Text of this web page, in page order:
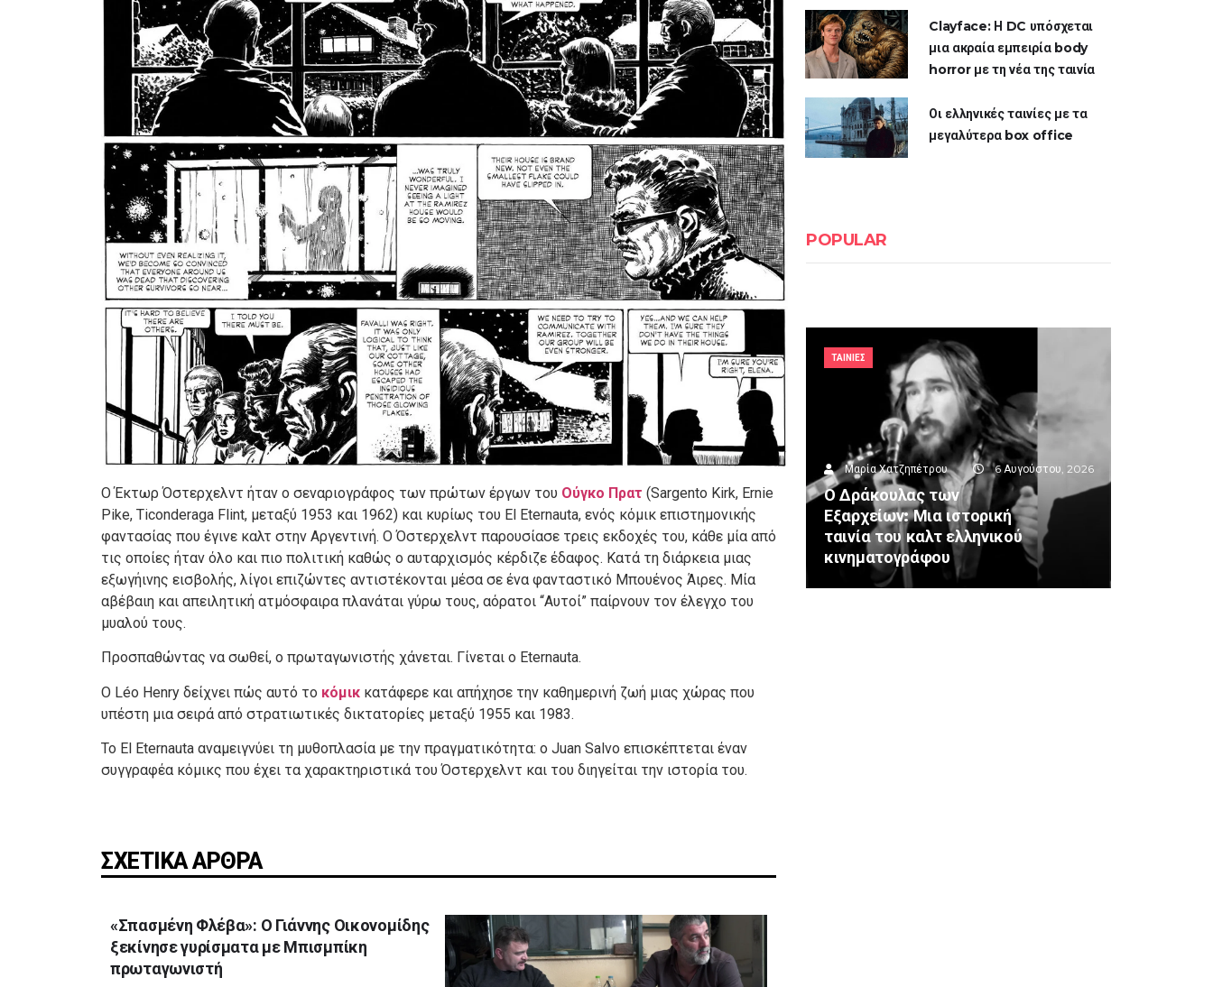
Ο Έκτωρ Όστερχελντ ήταν ο σεναριογράφος των πρώτων έργων του Ούγκο Πρατ (Sargento Kirk, Ernie
Pike, Ticonderaga Flint, μεταξύ 1953 και 1962) και κυρίως του El Eternauta, ενός κόμικ επιστημονικής
φαντασίας που έγινε καλτ στην Αργεντινή. Ο Όστερχελντ παρουσίασε τρεις εκδοχές του, κάθε μία από
τις οποίες ήταν όλο και πιο πολιτική καθώς ο αυταρχισμός κέρδιζε έδαφος. Κατά τη διάρκεια μιας
εξωγήινης εισβολής, λίγοι επιζώντες αντιστέκονται μέσα σε ένα φανταστικό Μπουένος Άιρες. Μία
αβέβαιη και απειλητική ατμόσφαιρα πλανάται γύρω τους, αόρατοι “Αυτοί” παίρνουν τον έλεγχο του
μυαλού τους.
Προσπαθώντας να σωθεί, ο πρωταγωνιστής χάνεται. Γίνεται ο Eternauta.
Ο Léo Henry δείχνει πώς αυτό το κόμικ κατάφερε και απήχησε την καθημερινή ζωή μιας χώρας που
υπέστη μια σειρά από στρατιωτικές δικτατορίες μεταξύ 1955 και 1983.
Το El Eternauta αναμειγνύει τη μυθοπλασία με την πραγματικότητα: ο Juan Salvo επισκέπτεται έναν
συγγραφέα κόμικς που έχει τα χαρακτηριστικά του Όστερχελντ και του διηγείται την ιστορία του.
ΣΧΕΤΙΚΑ ΑΡΘΡΑ
«Σπασμένη Φλέβα»: Ο Γιάννης Οικονομίδης
ξεκίνησε γυρίσματα με Μπισμπίκη
πρωταγωνιστή
Clayface: Η DC υπόσχεται
μια ακραία εμπειρία body
horror με τη νέα της ταινία
Οι ελληνικές ταινίες με τα
μεγαλύτερα box office
POPULAR
ΤΑΙΝΙΕΣ
Μαρία Χατζηπέτρου 6 Αυγούστου, 2026
Ο Δράκουλας των
Εξαρχείων: Μια ιστορική
ταινία του καλτ ελληνικού
κινηματογράφου